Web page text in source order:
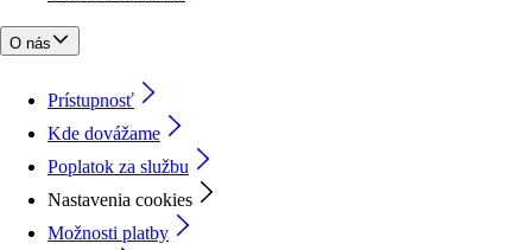
O nás
Prístupnosť
Kde dovážame
Poplatok za službu
Nastavenia cookies
Možnosti platby